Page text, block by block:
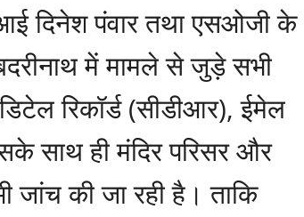
दिनेश पंवार तथा एसओजी के
में मामले से जुड़े सभी
रिकॉर्ड (सीडीआर), ईमेल
साथ ही मंदिर परिसर और
जांच की जा रही है। ताकि